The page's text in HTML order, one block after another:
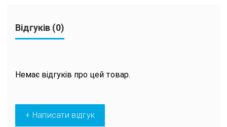
Відгуків (0)
Немає відгуків про цей товар.
+ Написати відгук